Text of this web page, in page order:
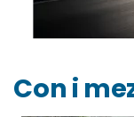
Con i